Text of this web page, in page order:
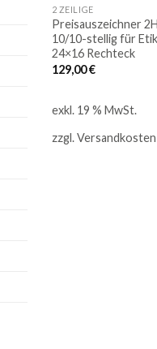
2 ZEILIGE
Preisauszeichner
10/10-stellig für
24×16 Rechteck
129,00€
exkl. 19 % MwSt.
zzgl.Versandkosten